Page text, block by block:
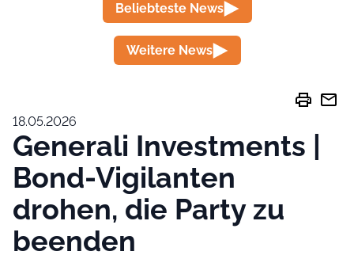
Beliebteste News
Weitere News
print mail
18.05.2026
Generali Investments |
Bond-Vigilanten
drohen, die Party zu
beenden